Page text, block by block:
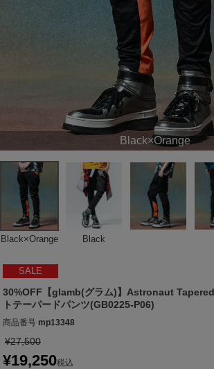
Black×Orange
Black×Orange Black
SALE
30%OFF【glamb(グラム)】Astronaut
トテーパードパンツ(GB0225-P06)
商品番号 mp13348
¥27,500
¥19,250税込